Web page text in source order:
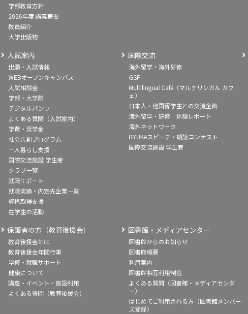
学部教育方針
2026年度 講義概要
教員紹介
大学出版物
入試案内
出願・入試情報
WEBオープンキャンパス
入試相談会
学部・大学院
デジタルパンフ
よくある質問（入試案内）
学費・奨学金
社会共創プログラム
一人暮らし支援
国際交流施設 学生寮
クラブ一覧
就職サポート
就職実績・内定先企業一覧
資格取得支援
在学生の活動
国際交流
海外留学・海外研修
GSP
Multilingual Café（マルチリンガル カフ
ェ）
日本人・他国留学生との交流企画
海外留学・研修 体験レポート
海外ネットワーク
RYUKAスピーチ・朗読コンテスト
国際交流施設 学生寮
保護者の方（教育後援会）
教育後援会とは
教育後援会年間行事
学修・就職サポート
健康について
講座・イベント・施設利用
よくある質問（教育後援会）
図書館・メディアセンター
図書館からのお知らせ
図書館概要
利用案内
図書館相互利用制度
よくある質問（図書館・メディアセンタ
ー）
はじめてご利用される方（図書館メンバー
ズ登録）